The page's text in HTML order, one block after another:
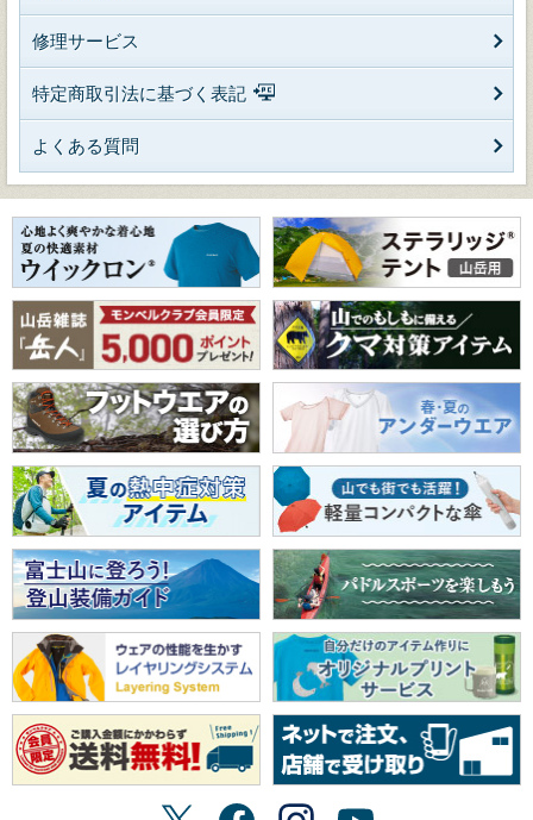
修理サービス
特定商取引法に基づく表記
よくある質問